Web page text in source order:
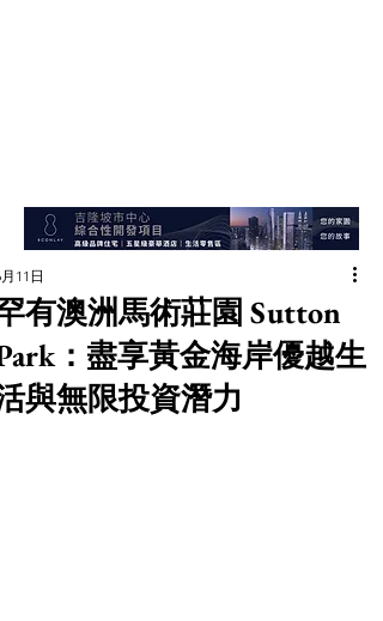
有澳洲馬術莊園 Sutton
：盡享黃金海岸優越生
與無限投資潛力
11日